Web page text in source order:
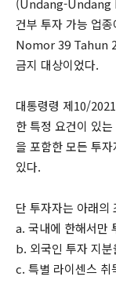
(Undang-Undang
건부 투자 가능 업
Nomor 39 Tahun
금지 대상이었다.
대통령령 제10/
한 특정 요건이 있
을 포함한 모든 투
있다.
단 투자자는 아래의
a. 국내에 한해서만
b. 외국인 투자 지분
c. 특별 라이센스 취